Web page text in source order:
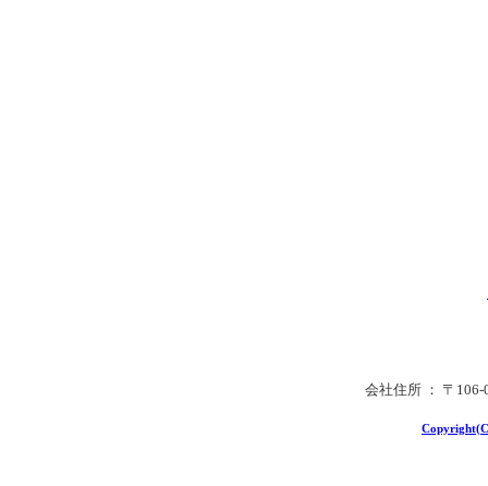
会社住所 ： 〒